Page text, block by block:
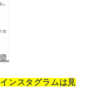
インスタグラムは見